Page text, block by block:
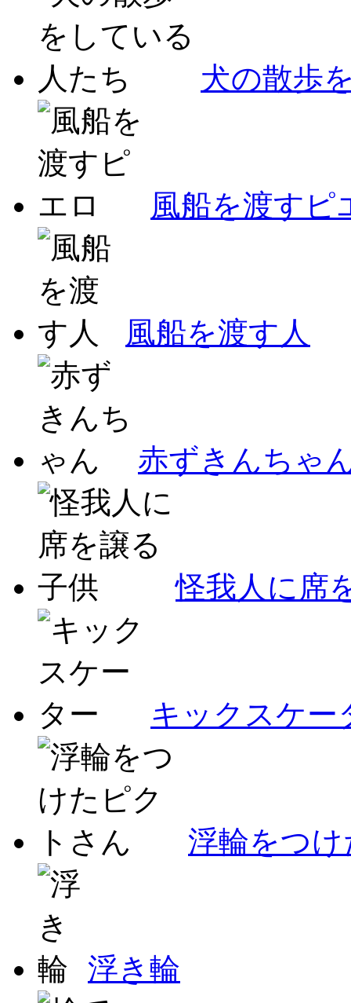
犬の散歩
風船を渡すピ
風船を渡す人
赤ずきんちゃ
怪我人に席
キックスケー
浮輪をつ
浮き輪